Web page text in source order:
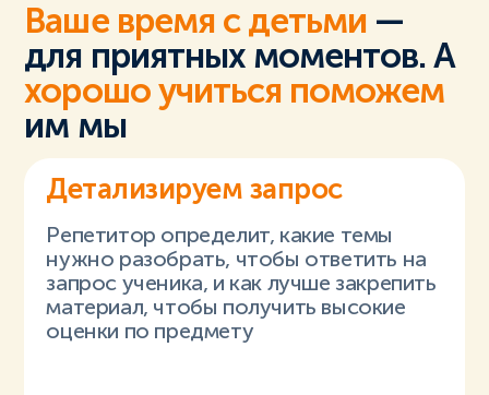
Ваше время с детьми —
для приятных моментов. А
хорошо учиться поможем
им мы
Детализируем запрос
Репетитор определит, какие темы
нужно разобрать, чтобы ответить на
запрос ученика, и как лучше закрепить
материал, чтобы получить высокие
оценки по предмету